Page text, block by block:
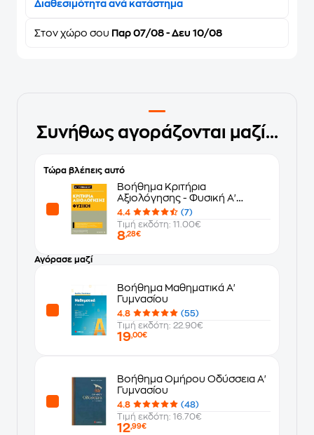
Διαθεσιμότητα ανά κατάστημα
Στον χώρο σου Παρ 07/08 - Δευ 10/08
Συνήθως αγοράζονται μαζί...
Τώρα βλέπεις αυτό
Βοήθημα Κριτήρια
Αξιολόγησης - Φυσική Α'
Γυμνασίου
4.4
(7)
Τιμή εκδότη: 11.00€
8,28€
Αγόρασε μαζί
Βοήθημα Μαθηματικά Α'
Γυμνασίου
4.8
(55)
Τιμή εκδότη: 22.90€
19,00€
Βοήθημα Ομήρου Οδύσσεια Α'
Γυμνασίου
4.8
(48)
Τιμή εκδότη: 16.70€
12,99€